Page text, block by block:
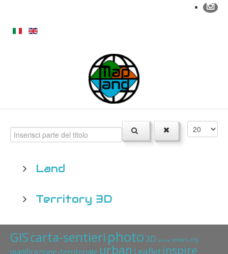
Land
Territory 3D
GIScarta-sentieri photo 3D device smart-city
pianificazione-territoriale urban Leaflet inspire